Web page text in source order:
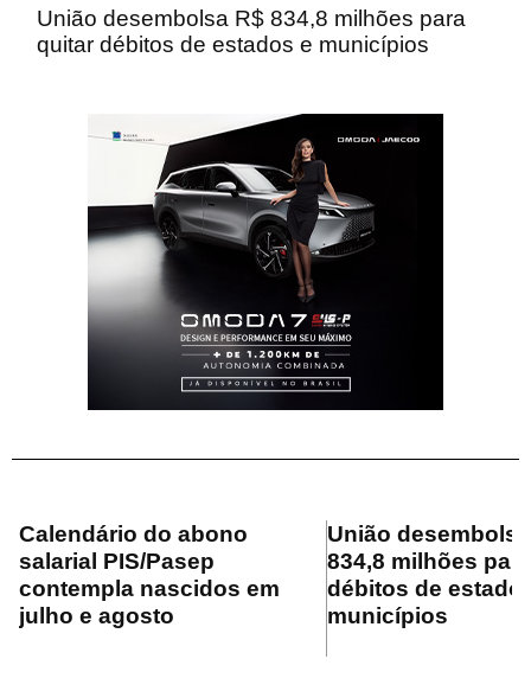
União desembolsa R$ 834,8 milhões para
quitar débitos de estados e municípios
Calendário do abono
salarial PIS/Pasep
contempla nascidos em
julho e agosto
União
834,8 milhões
débitos de
municípios